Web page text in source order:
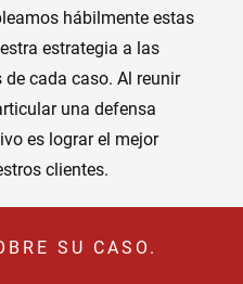
hábilmente estas
estrategia a las
cada caso. Al reunir
una defensa
es lograr el mejor
clientes.
SU CASO.